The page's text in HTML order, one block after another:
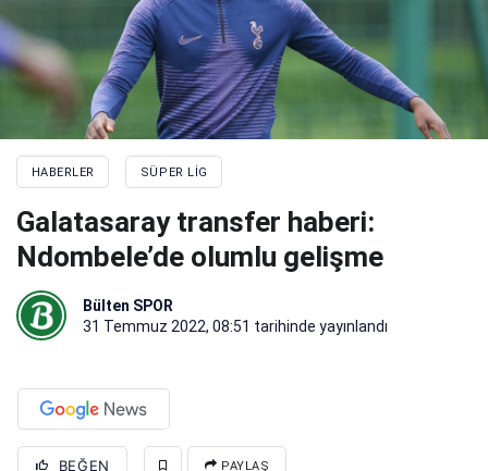
HABERLER SÜPER LIG
Galatasaray transfer haberi:
Ndombele’de olumlu gelişme
Bülten SPOR
31 Temmuz 2022, 08:51 tarihinde yayınlandı
BEĞEN PAYLAŞ